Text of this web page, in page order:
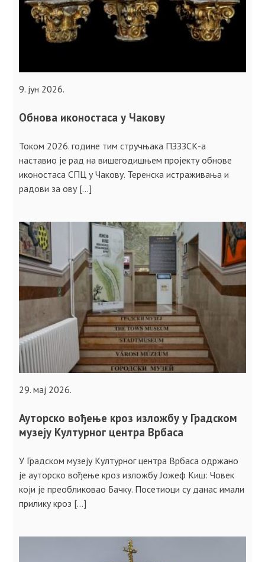
9. јун 2026.
Обнова иконостаса у Чакову
Током 2026. године тим стручњака ПЗЗЗСК-а
наставио је рад на вишегодишњем пројекту обнове
иконостаса СПЦ у Чакову. Теренска истраживања и
радови за ову […]
29. мај 2026.
Ауторско вођење кроз изложбу у Градском
музеју Културног центра Врбаса
У Градском музеју Културног центра Врбаса одржано
је ауторско вођење кроз изложбу Јожеф Киш: Човек
који је преобликовао Бачку. Посетиоци су данас имали
прилику кроз […]